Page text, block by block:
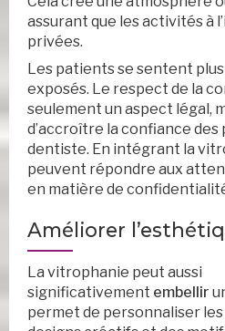
assurant que les activités à
privées.
Les patients se sentent plus
exposés. Le respect de la
seulement un aspect légal,
d’accroître la confiance
dentiste. En intégrant la
peuvent répondre aux
en matière de
Améliorer
La vitrophanie peut aussi
significativement embellir
permet de personnaliser